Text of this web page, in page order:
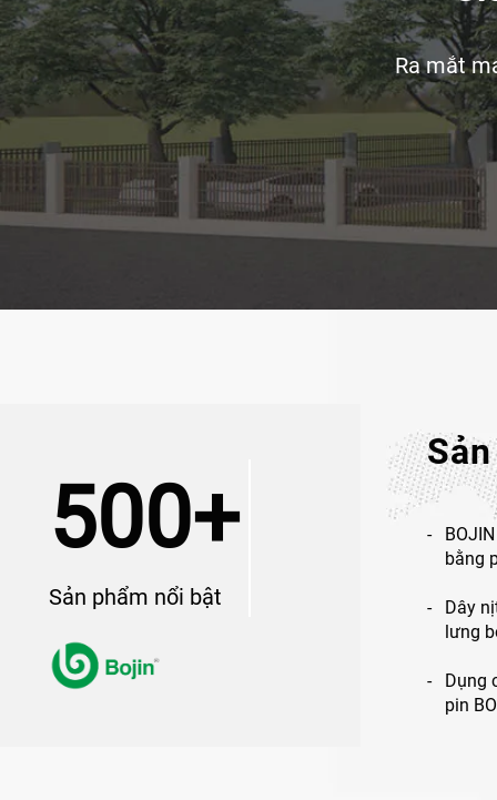
Medical luôn duy trì tính cạnh tranh và đáp ứng nhanh
cầu không ngừng thay đổi của thị trường y tế toàn cầu.
Ra mắt
500+
Sản phẩm nổi bật
bằng
hàm
nhỏ
Dây
lưng
Dụng
pin